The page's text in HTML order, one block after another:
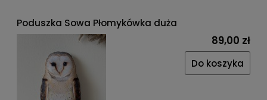
Poduszka Sowa Płomykówka duża
89,00 zł
Do koszyka